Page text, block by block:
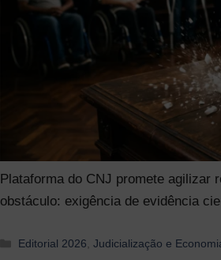
Plataforma do CNJ promete agilizar
obstáculo: exigência de evidência
Categorias
Editorial 2026,Judicialização e